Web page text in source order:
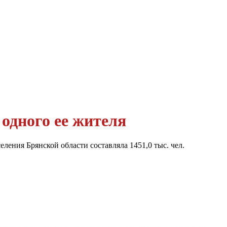
ее жителя
Брянской области составляла 1451,0 тыс. чел.